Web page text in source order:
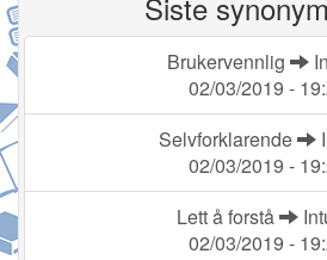
Brukervennlig
02/03/2019 -
Selvforklarende
02/03/2019 -
Lett å forstå
02/03/2019 -